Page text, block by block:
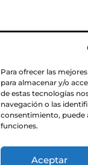
Para ofrecer las
para almacenar y/o
de estas tecnologías
navegación o las
consentimiento, puede
funciones.
Aceptar